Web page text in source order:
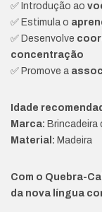
✅ Introdução ao
✅ Estimula o
✅ Desenvolve
concentração
✅ Promove a
Idade
Marca: Brincadeira
Material: Madeira
Com o Quebra-
da nova língua